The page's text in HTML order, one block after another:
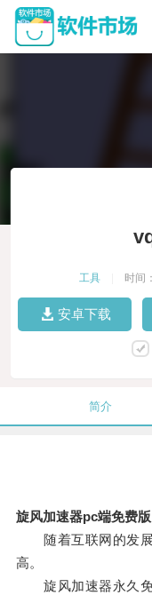
工具 时间
安卓下载
简介
旋风加速器pc端免费版
随着互联网的发展
高。
旋风加速器永久免